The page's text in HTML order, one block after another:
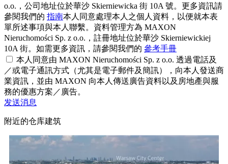
o.o.，公司地址位於華沙 Skierniewicka 街 10A 號。更多資訊請
參閱我們的 指南本人同意處理本人之個人資料，以便就本表
單所述事項與本人聯繫。資料管理方為 MAXON
Nieruchomości Sp. z o.o.，註冊地址位於華沙 Skierniewickiej
10A 街。如需更多資訊，請參閱我們的 參考手冊
本人同意由 MAXON Nieruchomości Sp. z o.o. 透過電話及
／或電子通訊方式（尤其是電子郵件及簡訊），向本人發送商
業資訊，並由 MAXON 向本人傳送廣告資料以及房地產與服
務的優惠方案／廣告。
发送消息
附近的仓库建筑